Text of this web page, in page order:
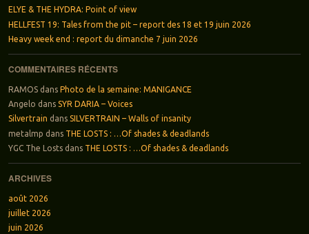
ELYE & THE HYDRA: Point of view
HELLFEST 19: Tales from the pit – report des 18 et 19 juin 2026
Heavy week end : report du dimanche 7 juin 2026
COMMENTAIRES RÉCENTS
RAMOSdans Photo de la semaine: MANIGANCE
Angelo dans SYR DARIA – Voices
Silvertrain dans SILVERTRAIN – Walls of insanity
metalmp dans THE LOSTS : …Of shades & deadlands
YGC The Lostsdans THE LOSTS : …Of shades & deadlands
ARCHIVES
août 2026
juillet 2026
juin 2026